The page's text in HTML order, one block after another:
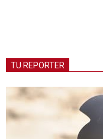
TU REPORTER